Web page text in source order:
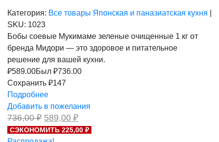
Категория: Все товары Японская и паназиатская кухня
SKU: 1023
Бобы соевые Мукимаме зеленые очищенные 1 кг от
бренда Мидори — это здоровое и питательное
решение для вашей кухни.
₽589.00Был ₽736.00
Сохранить ₽147
Подробнее
Добавить в пожелания
736,00₽ Первоначальная
цена
составляла
589,00 ₽Текущая
цена:
589,00 ₽.
СЭКОНОМИТЬ 225,00 ₽